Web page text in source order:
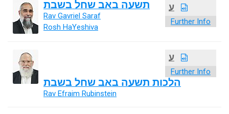
ע
Further Info
תשעה באב שחל בשבת
Rav Gavriel Saraf
Rosh HaYeshiva
ע
Further Info
הלכות תשעה באב שחל בשבת
Rav Efraim Rubinstein